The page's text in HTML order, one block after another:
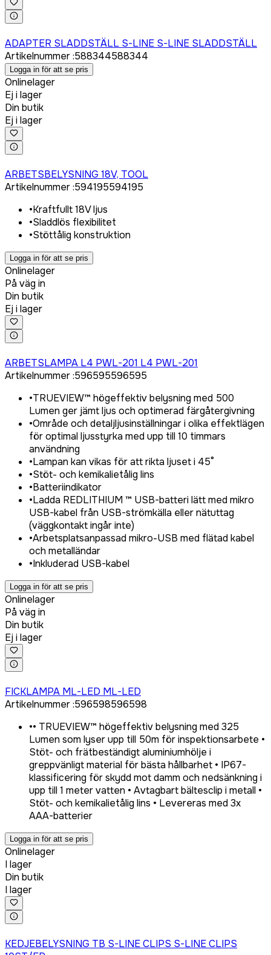
ADAPTER SLADDSTÄLL S-LINE S-LINE SLADDSTÄLL
Artikelnummer:588344588344
Logga in för att se pris
Onlinelager
Ej i lager
Din butik
Ej i lager
ARBETSBELYSNING 18V, TOOL
Artikelnummer:594195594195
•Kraftfullt 18V ljus
•Sladdlös flexibilitet
•Stöttålig konstruktion
Logga in för att se pris
Onlinelager
På väg in
Din butik
Ej i lager
ARBETSLAMPA L4 PWL-201 L4 PWL-201
Artikelnummer:596595596595
•TRUEVIEW™ högeffektiv belysning med 500
Lumen ger jämt ljus och optimerad färgåtergivning
•Område och detaljljusinställningar i olika effektlägen
för optimal ljusstyrka med upp till 10 timmars
användning
•Lampan kan vikas för att rikta ljuset i 45°
•Stöt- och kemikalietålig lins
•Batteriindikator
•Ladda REDLITHIUM ™ USB-batteri lätt med mikro
USB-kabel från USB-strömkälla eller nätuttag
(väggkontakt ingår inte)
•Arbetsplatsanpassad mikro-USB med flätad kabel
och metalländar
•Inkluderad USB-kabel
Logga in för att se pris
Onlinelager
På väg in
Din butik
Ej i lager
FICKLAMPA ML-LED ML-LED
Artikelnummer:596598596598
•• TRUEVIEW™ högeffektiv belysning med 325
Lumen som lyser upp till 50m för inspektionsarbete •
Stöt- och frätbeständigt aluminiumhölje i
greppvänligt material för bästa hållbarhet • IP67-
klassificering för skydd mot damm och nedsänkning i
upp till 1 meter vatten • Avtagbart bältesclip i metall •
Stöt- och kemikalietålig lins • Levereras med 3x
AAA-batterier
Logga in för att se pris
Onlinelager
I lager
Din butik
I lager
KEDJEBELYSNING TB S-LINE CLIPS S-LINE CLIPS